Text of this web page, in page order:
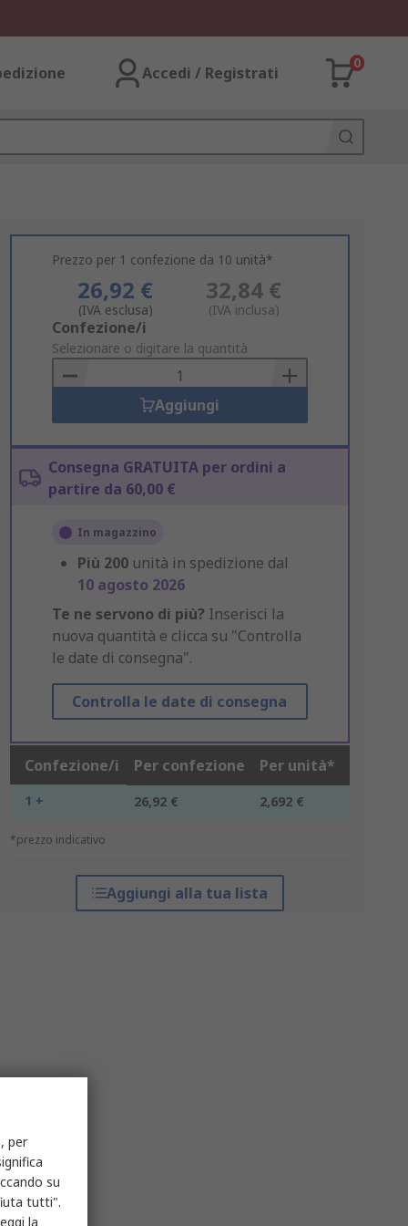
Accedi / Registrati
0
Prezzo per 1 confezione da 10 unità*
26,92 €
(IVA esclusa)
32,84 €
(IVA inclusa)
Add
to
Basket
Confezione/i
Selezionare o digitare la quantità
Aggiungi
Consegna GRATUITA per ordini a
partire da 60,00 €
In magazzino
Più 200 unità in spedizione dal
10 agosto 2026
Te ne servono di più? Inserisci la
nuova quantità e clicca su "Controlla
le date di consegna".
Controlla le date di consegna
Confezione/i Per confezione Per unità*
1 + 26,92 € 2,692 €
*prezzo indicativo
Aggiungi alla tua lista
per
su
tutti".
la